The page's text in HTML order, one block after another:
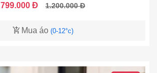
799.000 Đ 1.200.000 Đ
Mua áo (0-12°c)